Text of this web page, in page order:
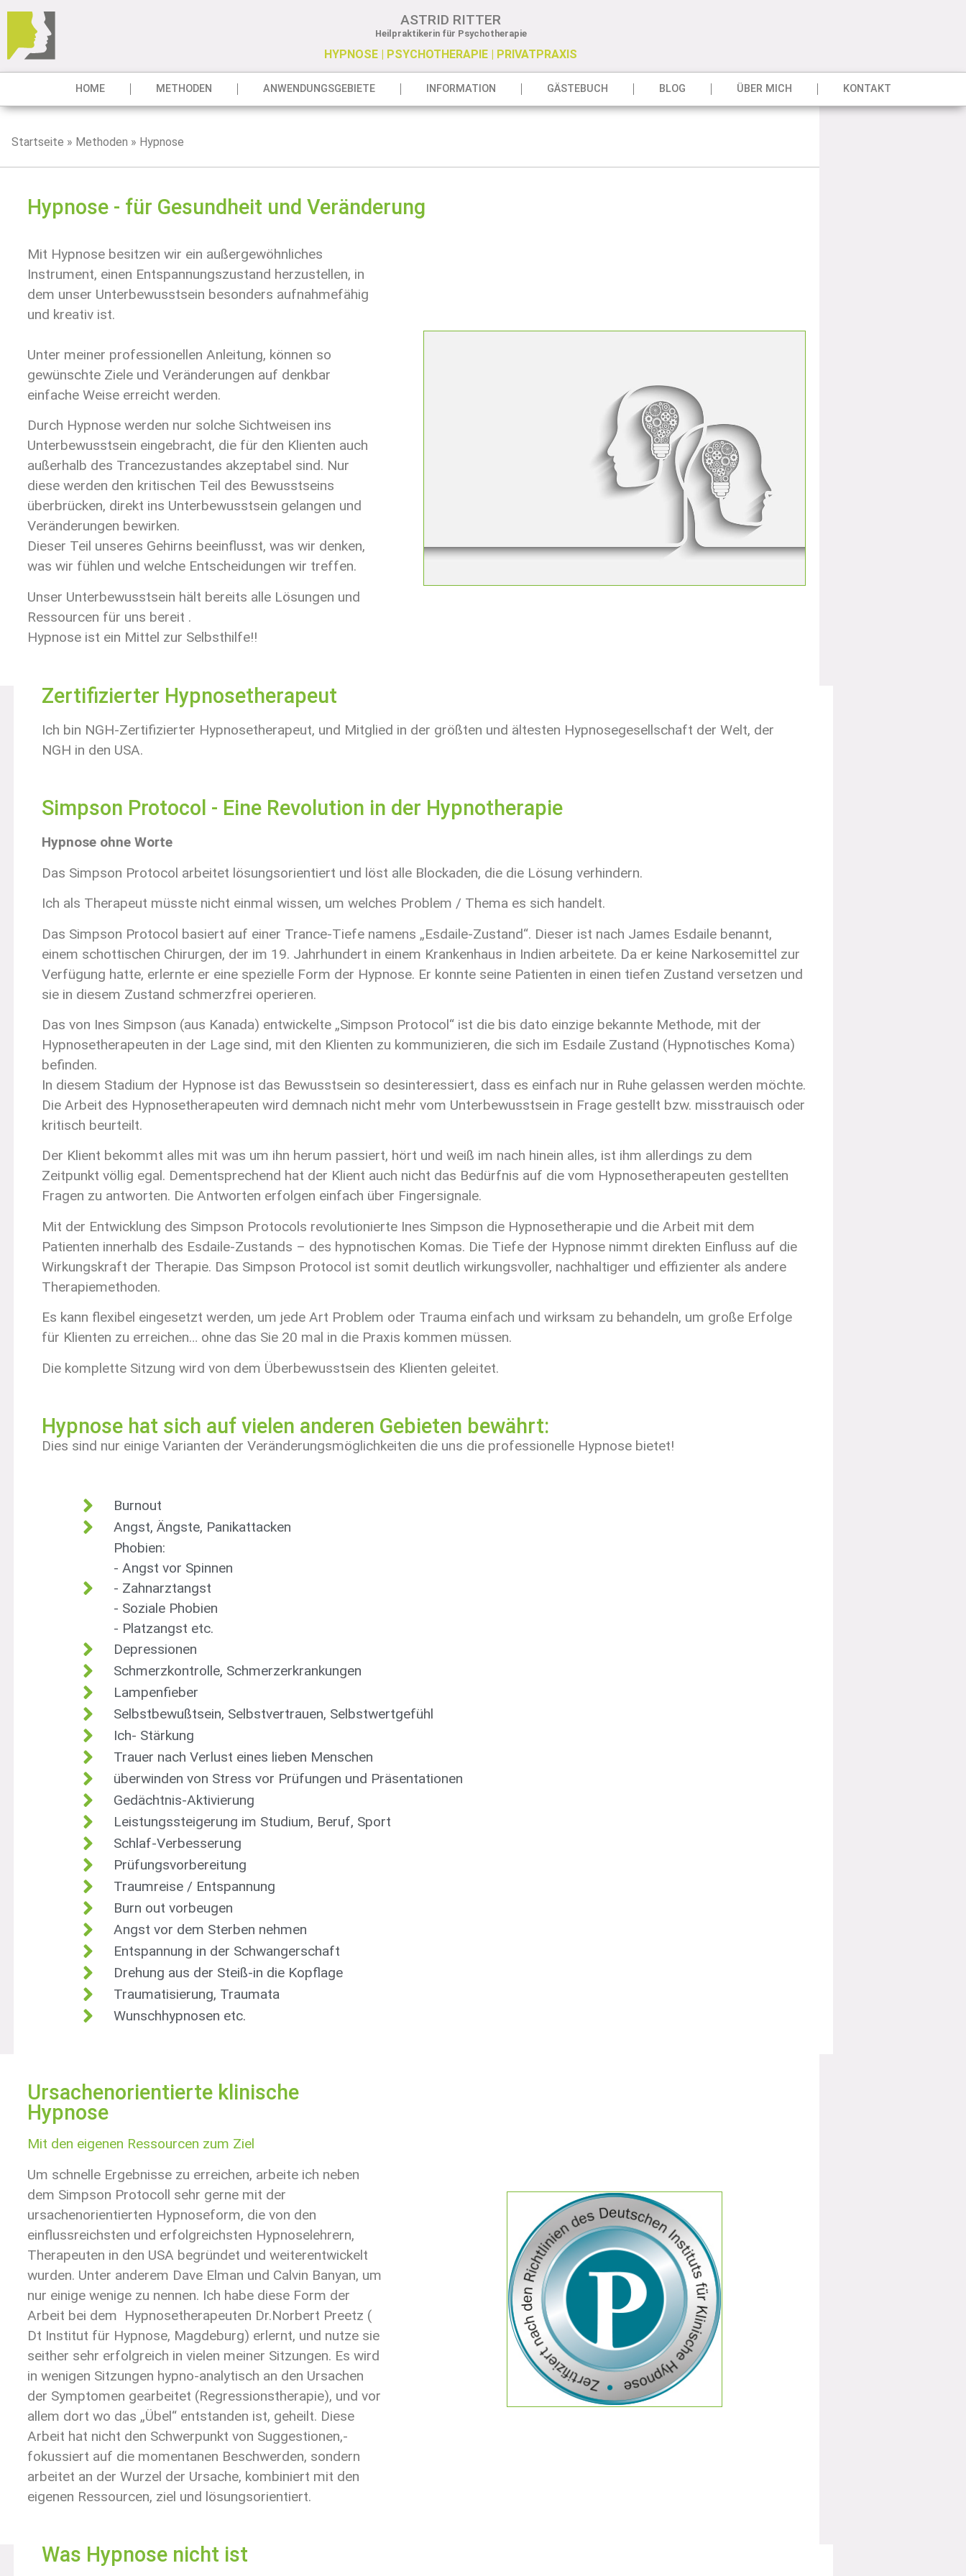
ASTRID RITTER
Heilpraktikerin für Psychotherapie
HYPNOSE | PSYCHOTHERAPIE | PRIVATPRAXIS
HOME METHODEN ANWENDUNGSGEBIETE INFORMATION GÄSTEBUCH BLOG ÜBER MICH KONTAKT
Startseite » Methoden » Hypnose
Hypnose - für Gesundheit und Veränderung
Mit Hypnose besitzen wir ein außergewöhnliches
Instrument, einen Entspannungszustand herzustellen, in
dem unser Unterbewusstsein besonders aufnahmefähig
und kreativ ist.
Unter meiner professionellen Anleitung, können so
gewünschte Ziele und Veränderungen auf denkbar
einfache Weise erreicht werden.
Durch Hypnose werden nur solche Sichtweisen ins
Unterbewusstsein eingebracht, die für den Klienten auch
außerhalb des Trancezustandes akzeptabel sind. Nur
diese werden den kritischen Teil des Bewusstseins
überbrücken, direkt ins Unterbewusstsein gelangen und
Veränderungen bewirken.
Dieser Teil unseres Gehirns beeinflusst, was wir denken,
was wir fühlen und welche Entscheidungen wir treffen.
Unser Unterbewusstsein hält bereits alle Lösungen und
Ressourcen für uns bereit .
Hypnose ist ein Mittel zur Selbsthilfe!!
Zertifizierter Hypnosetherapeut
Ich bin NGH-Zertifizierter Hypnosetherapeut, und Mitglied in der größten und ältesten Hypnosegesellschaft der Welt, der
NGH in den USA.
Simpson Protocol - Eine Revolution in der Hypnotherapie
Hypnose ohne Worte
Das Simpson Protocol arbeitet lösungsorientiert und löst alle Blockaden, die die Lösung verhindern.
Ich als Therapeut müsste nicht einmal wissen, um welches Problem / Thema es sich handelt.
Das Simpson Protocol basiert auf einer Trance-Tiefe namens „Esdaile-Zustand“. Dieser ist nach James Esdaile benannt,
einem schottischen Chirurgen, der im 19. Jahrhundert in einem Krankenhaus in Indien arbeitete. Da er keine Narkosemittel zur
Verfügung hatte, erlernte er eine spezielle Form der Hypnose. Er konnte seine Patienten in einen tiefen Zustand versetzen und
sie in diesem Zustand schmerzfrei operieren.
Das von Ines Simpson (aus Kanada) entwickelte „Simpson Protocol“ ist die bis dato einzige bekannte Methode, mit der
Hypnosetherapeuten in der Lage sind, mit den Klienten zu kommunizieren, die sich im Esdaile Zustand (Hypnotisches Koma)
befinden.
In diesem Stadium der Hypnose ist das Bewusstsein so desinteressiert, dass es einfach nur in Ruhe gelassen werden möchte.
Die Arbeit des Hypnosetherapeuten wird demnach nicht mehr vom Unterbewusstsein in Frage gestellt bzw. misstrauisch oder
kritisch beurteilt.
Der Klient bekommt alles mit was um ihn herum passiert, hört und weiß im nach hinein alles, ist ihm allerdings zu dem
Zeitpunkt völlig egal. Dementsprechend hat der Klient auch nicht das Bedürfnis auf die vom Hypnosetherapeuten gestellten
Fragen zu antworten. Die Antworten erfolgen einfach über Fingersignale.
Mit der Entwicklung des Simpson Protocols revolutionierte Ines Simpson die Hypnosetherapie und die Arbeit mit dem
Patienten innerhalb des Esdaile-Zustands – des hypnotischen Komas. Die Tiefe der Hypnose nimmt direkten Einfluss auf die
Wirkungskraft der Therapie. Das Simpson Protocol ist somit deutlich wirkungsvoller, nachhaltiger und effizienter als andere
Therapiemethoden.
Es kann flexibel eingesetzt werden, um jede Art Problem oder Trauma einfach und wirksam zu behandeln, um große Erfolge
für Klienten zu erreichen… ohne das Sie 20 mal in die Praxis kommen müssen.
Die komplette Sitzung wird von dem Überbewusstsein des Klienten geleitet.
Hypnose hat sich auf vielen anderen Gebieten bewährt:
Dies sind nur einige Varianten der Veränderungsmöglichkeiten die uns die professionelle Hypnose bietet!
Burnout
Angst, Ängste, Panikattacken
Phobien:
- Angst vor Spinnen
- Zahnarztangst
- Soziale Phobien
- Platzangst etc.
Depressionen
Schmerzkontrolle, Schmerzerkrankungen
Lampenfieber
Selbstbewußtsein, Selbstvertrauen, Selbstwertgefühl
Ich- Stärkung
Trauer nach Verlust eines lieben Menschen
überwinden von Stress vor Prüfungen und Präsentationen
Gedächtnis-Aktivierung
Leistungssteigerung im Studium, Beruf, Sport
Schlaf-Verbesserung
Prüfungsvorbereitung
Traumreise / Entspannung
Burn out vorbeugen
Angst vor dem Sterben nehmen
Entspannung in der Schwangerschaft
Drehung aus der Steiß-in die Kopflage
Traumatisierung, Traumata
Wunschhypnosen etc.
Ursachenorientierte klinische
Hypnose
Mit den eigenen Ressourcen zum Ziel
Um schnelle Ergebnisse zu erreichen, arbeite ich neben
dem Simpson Protocoll sehr gerne mit der
ursachenorientierten Hypnoseform, die von den
einflussreichsten und erfolgreichsten Hypnoselehrern,
Therapeuten in den USA begründet und weiterentwickelt
wurden. Unter anderem Dave Elman und Calvin Banyan, um
nur einige wenige zu nennen. Ich habe diese Form der
Arbeit bei dem Hypnosetherapeuten Dr.Norbert Preetz (
Dt Institut für Hypnose, Magdeburg) erlernt, und nutze sie
seither sehr erfolgreich in vielen meiner Sitzungen. Es wird
in wenigen Sitzungen hypno-analytisch an den Ursachen
der Symptomen gearbeitet (Regressionstherapie), und vor
allem dort wo das „Übel“ entstanden ist, geheilt. Diese
Arbeit hat nicht den Schwerpunkt von Suggestionen,-
fokussiert auf die momentanen Beschwerden, sondern
arbeitet an der Wurzel der Ursache, kombiniert mit den
eigenen Ressourcen, ziel und lösungsorientiert.
Was Hypnose nicht ist